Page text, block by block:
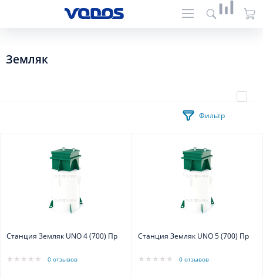
Земляк
Фильтр
Станция Земляк UNO 4 (700) Пр
0 отзывов
Станция Земляк UNO 5 (700) Пр
0 отзывов